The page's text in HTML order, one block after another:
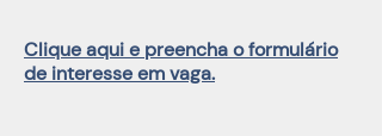
Clique aqui e preencha o formulário
de interesse em vaga.